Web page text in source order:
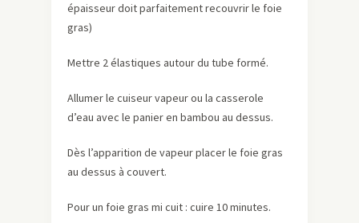
épaisseur doit parfaitement recouvrir le foie
gras)
Mettre 2 élastiques autour du tube formé.
Allumer le cuiseur vapeur ou la casserole
d’eau avec le panier en bambou au dessus.
Dès l’apparition de vapeur placer le foie gras
au dessus à couvert.
Pour un foie gras mi cuit : cuire 10 minutes.